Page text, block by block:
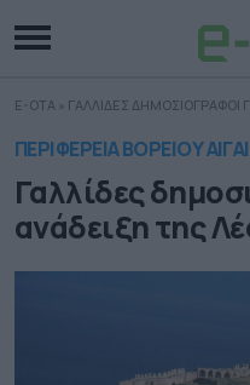
E-OTA » ΓΑΛΛΙΔΕΣ ΔΗΜΟΣΙΟΓΡΑΦΟΙ
ΠΕΡΙΦΕΡΕΙΑ ΒΟΡΕΙΟΥ
Γαλλίδες
ανάδειξη της